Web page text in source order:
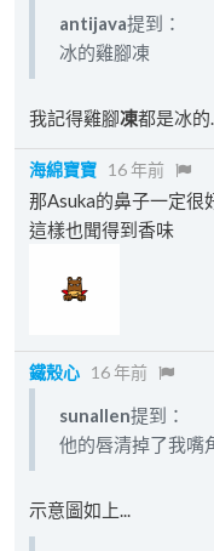
antijava提到：
冰的雞腳凍
我記得雞腳凍都是冰的
海綿寶寶 16 年前
那Asuka的鼻子一定很
這樣也聞得到香味
鐵殼心 16 年前
sunallen提到：
他的唇清掉了我嘴
示意圖如上...